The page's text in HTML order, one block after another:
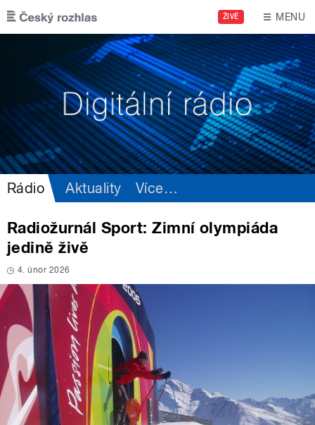
Přejít k hlavnímu obsahu
ŽIVĚ MENU
Rádio Aktuality Více…
Radiožurnál Sport: Zimní olympiáda
jedině živě
4. únor 2026